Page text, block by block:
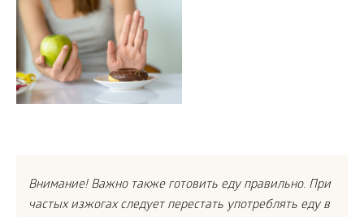
Внимание! Важно также готовить еду правильно. При
частых изжогах следует перестать употреблять еду в